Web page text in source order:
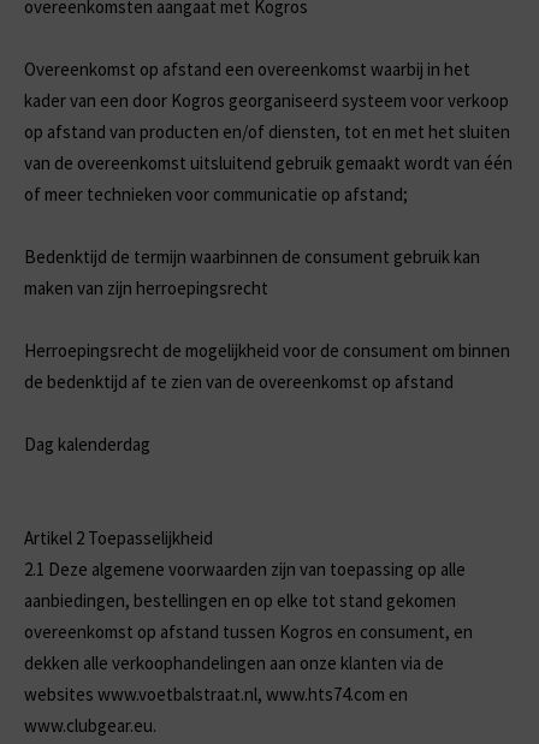
overeenkomsten aangaat met Kogros
Overeenkomst op afstand een overeenkomst waarbij in het
kader van een door Kogros georganiseerd systeem voor verkoop
op afstand van producten en/of diensten, tot en met het sluiten
van de overeenkomst uitsluitend gebruik gemaakt wordt van één
of meer technieken voor communicatie op afstand;
Bedenktijd de termijn waarbinnen de consument gebruik kan
maken van zijn herroepingsrecht
Herroepingsrecht de mogelijkheid voor de consument om binnen
de bedenktijd af te zien van de overeenkomst op afstand
Dag kalenderdag
Artikel 2 Toepasselijkheid
2.1 Deze algemene voorwaarden zijn van toepassing op alle
aanbiedingen, bestellingen en op elke tot stand gekomen
overeenkomst op afstand tussen Kogros en consument, en
dekken alle verkoophandelingen aan onze klanten via de
websites www.voetbalstraat.nl, www.hts74.com en
www.clubgear.eu.